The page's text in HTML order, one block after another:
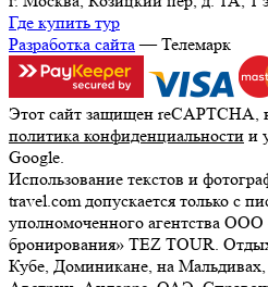
Где купить тур
Разработка сайта— Телемарк
Этот сайт защищен reCAPTCHA,
политика конфиденциальности и
Google.
Использование текстов и
travel.com допускается только с
уполномоченного агентства ООО
бронирования» TEZ TOUR.
Кубе, Доминикане, на